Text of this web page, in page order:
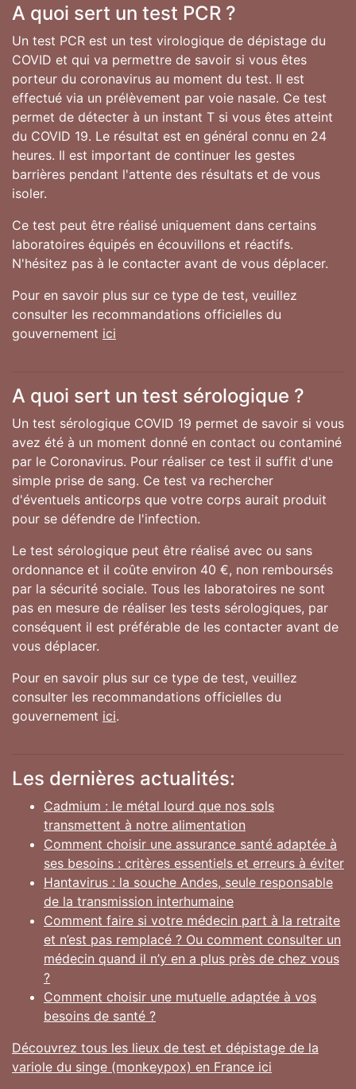
A quoi sert un test PCR ?
Un test PCR est un test virologique de dépistage du
COVID et qui va permettre de savoir si vous êtes
porteur du coronavirus au moment du test. Il est
effectué via un prélèvement par voie nasale. Ce test
permet de détecter à un instant T si vous êtes atteint
du COVID 19. Le résultat est en général connu en 24
heures. Il est important de continuer les gestes
barrières pendant l'attente des résultats et de vous
isoler.
Ce test peut être réalisé uniquement dans certains
laboratoires équipés en écouvillons et réactifs.
N'hésitez pas à le contacter avant de vous déplacer.
Pour en savoir plus sur ce type de test, veuillez
consulter les recommandations officielles du
gouvernement ici
A quoi sert un test sérologique ?
Un test sérologique COVID 19 permet de savoir si vous
avez été à un moment donné en contact ou contaminé
par le Coronavirus. Pour réaliser ce test il suffit d'une
simple prise de sang. Ce test va rechercher
d'éventuels anticorps que votre corps aurait produit
pour se défendre de l'infection.
Le test sérologique peut être réalisé avec ou sans
ordonnance et il coûte environ 40 €, non remboursés
par la sécurité sociale. Tous les laboratoires ne sont
pas en mesure de réaliser les tests sérologiques, par
conséquent il est préférable de les contacter avant de
vous déplacer.
Pour en savoir plus sur ce type de test, veuillez
consulter les recommandations officielles du
gouvernement ici.
Les dernières actualités:
Cadmium : le métal lourd que nos sols
transmettent à notre alimentation
Comment choisir une assurance santé adaptée à
ses besoins : critères essentiels et erreurs à éviter
Hantavirus : la souche Andes, seule responsable
de la transmission interhumaine
Comment faire si votre médecin part à la retraite
et n’est pas remplacé ? Ou comment consulter un
médecin quand il n’y en a plus près de chez vous
?
Comment choisir une mutuelle adaptée à vos
besoins de santé ?
Découvrez tous les lieux de test et dépistage de la
variole du singe (monkeypox) en France ici